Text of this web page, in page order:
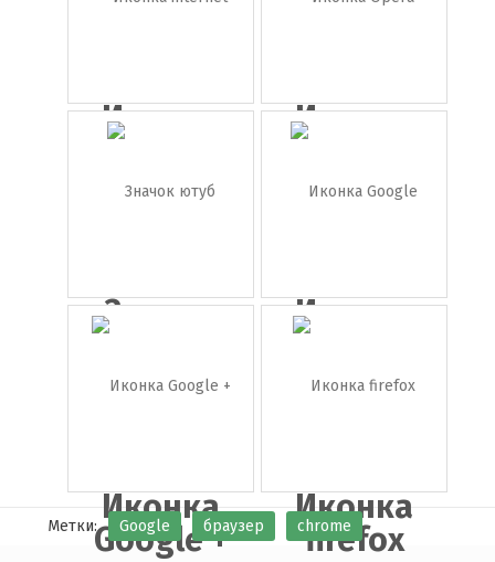
Иконка
internet
e...
Иконка
Opera
Значок
Иконка
Google
Иконка
Google +
Иконка
firefox
Метки: Google браузер сhrome